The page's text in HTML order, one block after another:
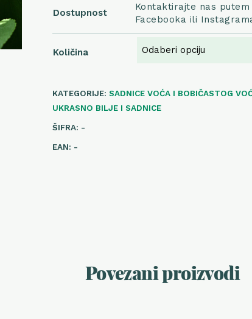
Dostupnost
Kontaktirajte nas putem
Facebooka ili
Količina
KATEGORIJE: SADNICE VOĆA I BOBIČASTOG
UKRASNO BILJE I SADNICE
ŠIFRA: -
EAN: -
Povezani proizvodi